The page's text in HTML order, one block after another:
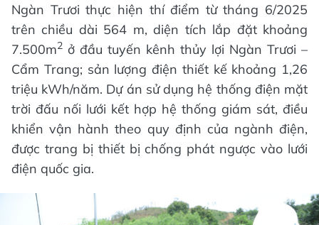
Ngàn Trươi thực hiện thí điểm từ tháng 6/2025
trên chiều dài 564 m, diện tích lắp đặt khoảng
7.500m2 ở đầu tuyến kênh thủy lợi Ngàn Trươi –
Cẩm Trang; sản lượng điện thiết kế khoảng 1,26
triệu kWh/năm. Dự án sử dụng hệ thống điện mặt
trời đấu nối lưới kết hợp hệ thống giám sát, điều
khiển vận hành theo quy định của ngành điện,
được trang bị thiết bị chống phát ngược vào lưới
điện quốc gia.